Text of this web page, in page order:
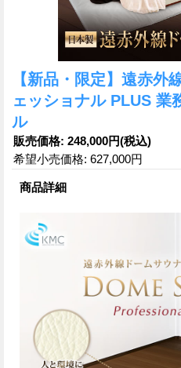
【新品・限定】遠赤外
ェッショナル PLUS 業
ル
販売価格: 248,000円(税込)
希望小売価格: 627,000円
商品詳細